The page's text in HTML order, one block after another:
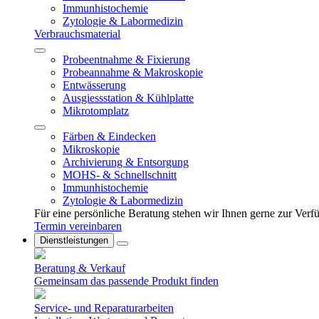
Immunhistochemie
Zytologie & Labormedizin
Verbrauchsmaterial
Probeentnahme & Fixierung
Probeannahme & Makroskopie
Entwässerung
Ausgiessstation & Kühlplatte
Mikrotomplatz
Färben & Eindecken
Mikroskopie
Archivierung & Entsorgung
MOHS- & Schnellschnitt
Immunhistochemie
Zytologie & Labormedizin
Für eine persönliche Beratung stehen wir Ihnen gerne zur
Termin vereinbaren
Dienstleistungen
Beratung & Verkauf
Gemeinsam das passende Produkt finden
Service- und Reparaturarbeiten